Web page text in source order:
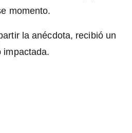
momento.
la anécdota, recibió un
impactada.